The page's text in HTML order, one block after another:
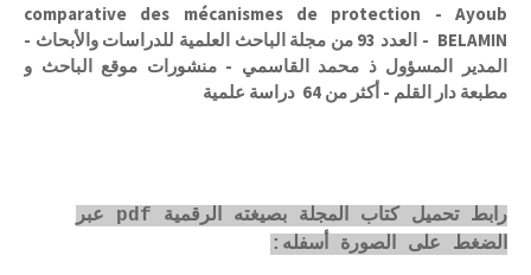
comparative des mécanismes de protection - Ayoub
BELAMIN - العدد 93 من مجلة الباحث العلمية للدراسات والأبحاث -
المدير المسؤول ذ محمد القاسمي - منشورات موقع الباحث و
مطبعة دار القلم - أكثر من 64 دراسة علمية
رابط تحميل كتاب المجلة بصيغته الرقمية pdf عبر
الضغط على الصورة أسفله: